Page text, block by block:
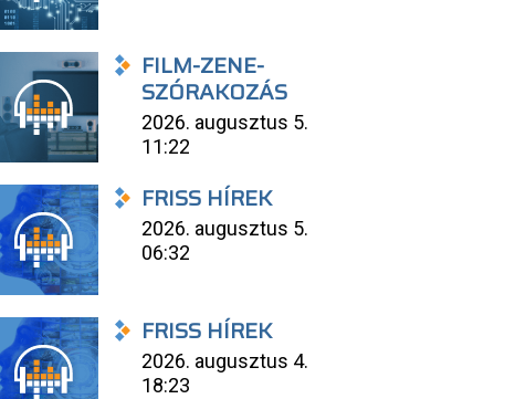
FILM-ZENE-
SZÓRAKOZÁS
2026. augusztus 5.
11:22
FRISS HÍREK
2026. augusztus 5.
06:32
FRISS HÍREK
2026. augusztus 4.
18:23